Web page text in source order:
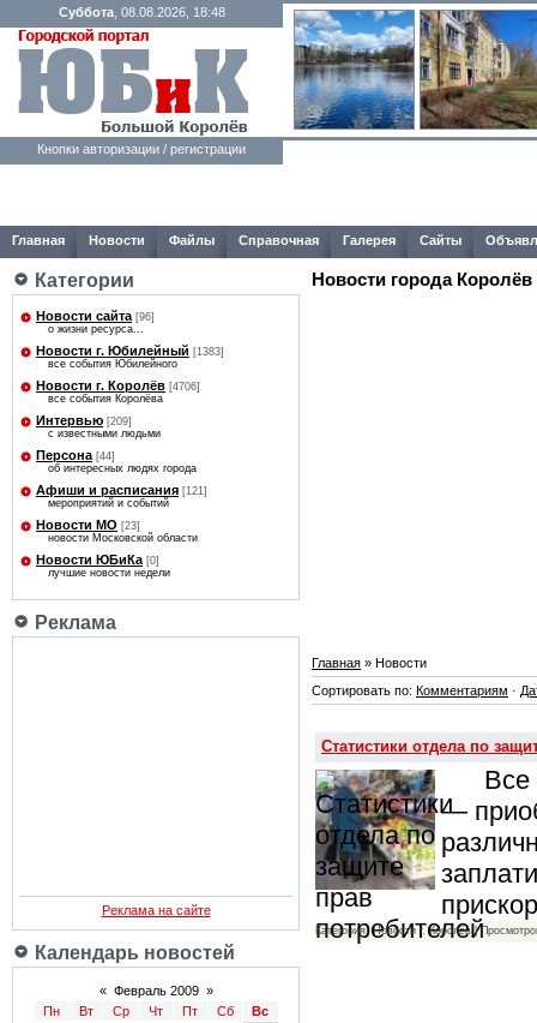
Суббота, 08.08.2026, 18:48
Кнопки авторизации / регистрации
Главная Новости Файлы Справочная Галерея Сайты
Категории
Новости сайта [96]
о жизни ресурса...
Новости г. Юбилейный [1383]
все события Юбилейного
Новости г. Королёв [4706]
все события Королёва
Интервью [209]
с известными людьми
Персона [44]
об интересных людях города
Афиши и расписания [121]
мероприятий и событий
Новости МО [23]
новости Московской области
Новости ЮБиКа [0]
лучшие новости недели
Реклама
Реклама на сайте
Календарь новостей
« Февраль 2009 »
Пн
Вт Ср Чт Пт Сб
Вс
Новости города Королёв
Главная » Новости
Сортировать по: Комментариям ·
Статистики отдела по
Все
—
Категория: Новости г. Королёв |